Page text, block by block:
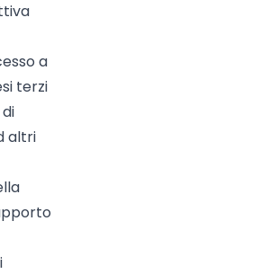
a
terzi
altri